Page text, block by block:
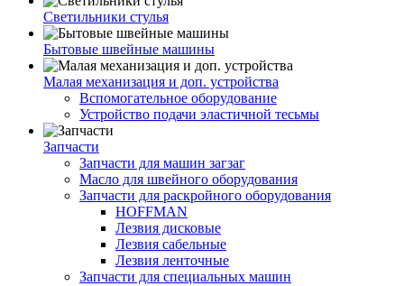
Светильники стулья
Бытовые швейные машины
Малая механизация и доп. устройства
Вспомогательное оборудование
Устройство подачи эластичной тесьмы
Запчасти
Запчасти для машин загзаг
Масло для швейного оборудования
Запчасти для раскройного оборудования
HOFFMAN
Лезвия дисковые
Лезвия сабельные
Лезвия ленточные
Запчасти для специальных машин